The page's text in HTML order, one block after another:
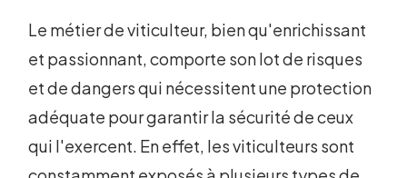
Le métier de viticulteur, bien qu'enrichissant
et passionnant, comporte son lot de risques
et de dangers qui nécessitent une protection
adéquate pour garantir la sécurité de ceux
qui l'exercent. En effet, les viticulteurs sont